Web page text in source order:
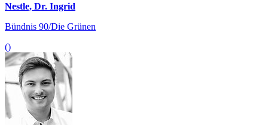
Nestle, Dr. Ingrid
Bündnis 90/Die Grünen
()